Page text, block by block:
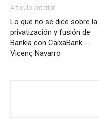
Artículo anterior
Lo que no se dice sobre la
privatización y fusión de
Bankia con CaixaBank --
Vicenç Navarro